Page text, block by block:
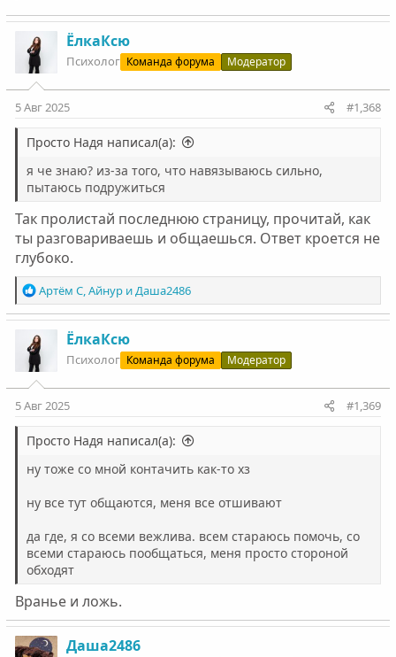
ЁлкаКсю
Психолог Команда форума Модератор
5 Авг 2025 #1,368
Просто Надя написал(а):
я че знаю? из-за того, что навязываюсь сильно,
пытаюсь подружиться
Так пролистай последнюю страницу, прочитай, как
ты разговариваешь и общаешься. Ответ кроется не
глубоко.
Р
е
а
к
ц
и
и
:
Артём С,АйнуриДаша2486
ЁлкаКсю
Психолог Команда форума Модератор
5 Авг 2025 #1,369
Просто Надя написал(а):
ну тоже со мной контачить как-то хз
ну все тут общаются, меня все отшивают
да где, я со всеми вежлива. всем стараюсь помочь, со
всеми стараюсь пообщаться, меня просто стороной
обходят
Вранье и ложь.
Даша2486